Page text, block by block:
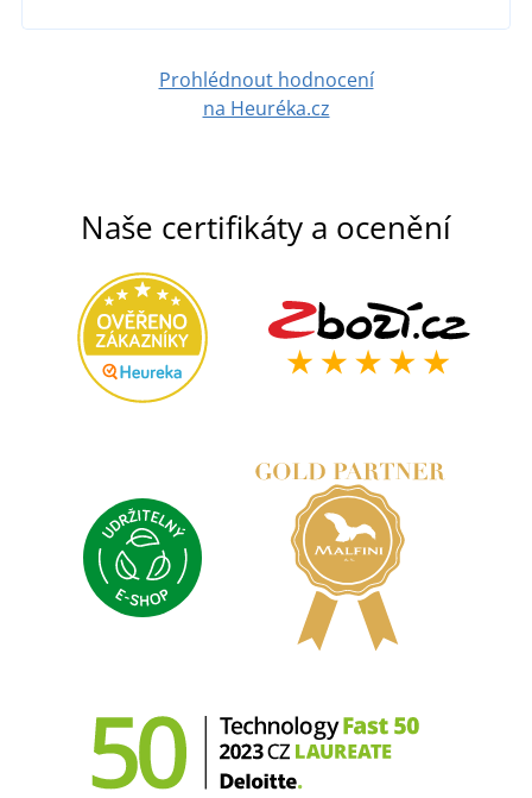
Prohlédnout hodnocení
na Heuréka.cz
Naše certifikáty a ocenění